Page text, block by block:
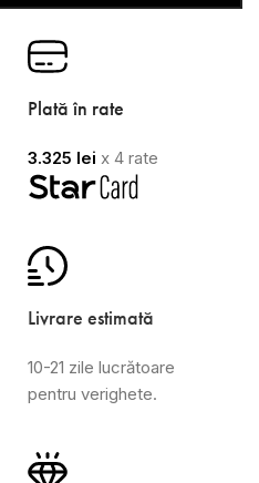
Plată în rate
3.325 lei x 4 rate
Livrare estimată
10-21 zile lucrătoare
pentru verighete.